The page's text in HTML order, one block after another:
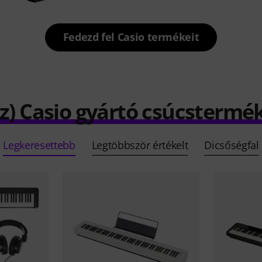
Fedezd fel Casio termékeit
Casio gyártó
Legkeresettebb Legtöbbször értékelt Dicsőségfal